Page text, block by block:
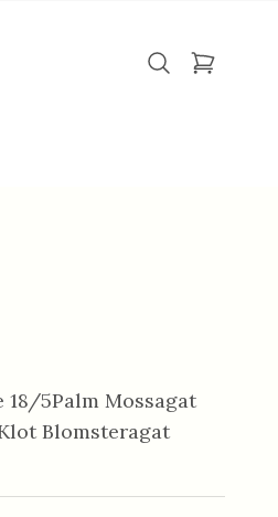
5Palm Mossagat
Blomsteragat